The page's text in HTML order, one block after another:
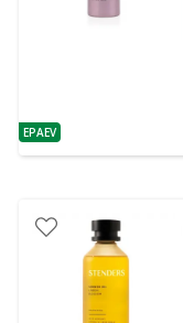
nõuanne
EPAEV